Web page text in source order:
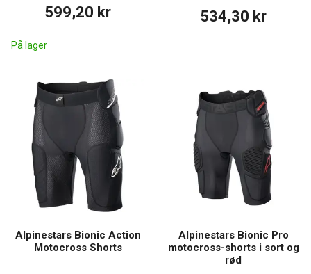
599,20 kr
På lager
534,30 kr
Alpinestars Bionic Action
Motocross Shorts
Alpinestars Bionic Pro
motocross-shorts i sort og
rød